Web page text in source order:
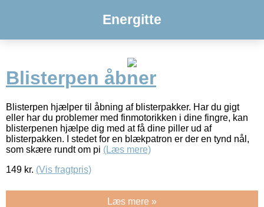
Energitte
Blisterpen åbner
Blisterpen hjælper til åbning af blisterpakker. Har du gigt
eller har du problemer med finmotorikken i dine fingre, kan
blisterpenen hjælpe dig med at få dine piller ud af
blisterpakken. I stedet for en blækpatron er der en tynd nål,
som skære rundt om pi (Læs mere)
149 kr. (Vis fragtpris)
Læs mere »